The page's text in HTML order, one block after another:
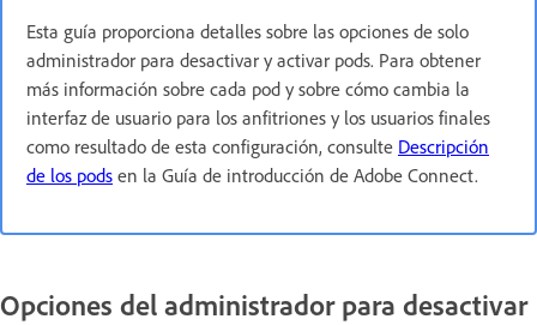
Esta guía proporciona detalles sobre las opciones de solo
administrador para desactivar y activar pods. Para obtener
más información sobre cada pod y sobre cómo cambia la
interfaz de usuario para los anfitriones y los usuarios finales
como resultado de esta configuración, consulte Descripción
de los pods en la Guía de introducción de Adobe Connect.
Opciones del administrador para desactivar